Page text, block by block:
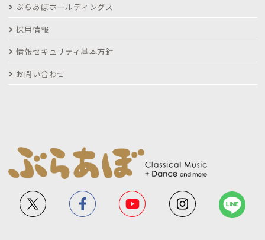
ぶらあぼホールディングス
採用情報
情報セキュリティ基本方針
お問い合わせ